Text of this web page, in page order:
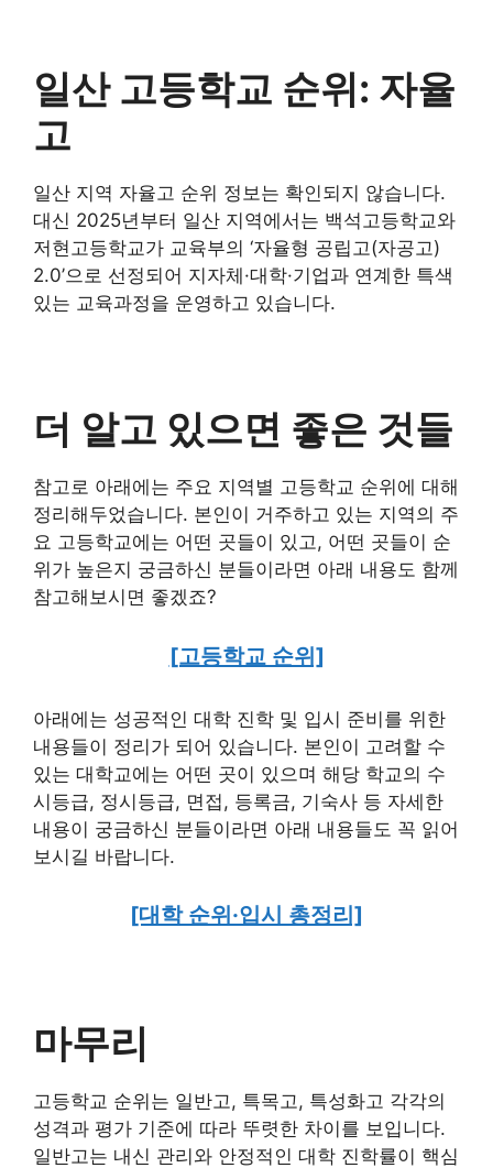
일산 고등학교 순위: 자율
고
일산 지역 자율고 순위 정보는 확인되지 않습니다.
대신 2025년부터 일산 지역에서는 백석고등학교와
저현고등학교가 교육부의 ‘자율형 공립고(자공고)
2.0’으로 선정되어 지자체·대학·기업과 연계한 특색
있는 교육과정을 운영하고 있습니다.
더 알고 있으면 좋은 것들
참고로 아래에는 주요 지역별 고등학교 순위에 대해
정리해두었습니다. 본인이 거주하고 있는 지역의 주
요 고등학교에는 어떤 곳들이 있고, 어떤 곳들이 순
위가 높은지 궁금하신 분들이라면 아래 내용도 함께
참고해보시면 좋겠죠?
[고등학교 순위]
아래에는 성공적인 대학 진학 및 입시 준비를 위한
내용들이 정리가 되어 있습니다. 본인이 고려할 수
있는 대학교에는 어떤 곳이 있으며 해당 학교의 수
시등급, 정시등급, 면접, 등록금, 기숙사 등 자세한
내용이 궁금하신 분들이라면 아래 내용들도 꼭 읽어
보시길 바랍니다.
[대학 순위·입시 총정리]
마무리
고등학교 순위는 일반고, 특목고, 특성화고 각각의
성격과 평가 기준에 따라 뚜렷한 차이를 보입니다.
일반고는 내신 관리와 안정적인 대학 진학률이 핵심